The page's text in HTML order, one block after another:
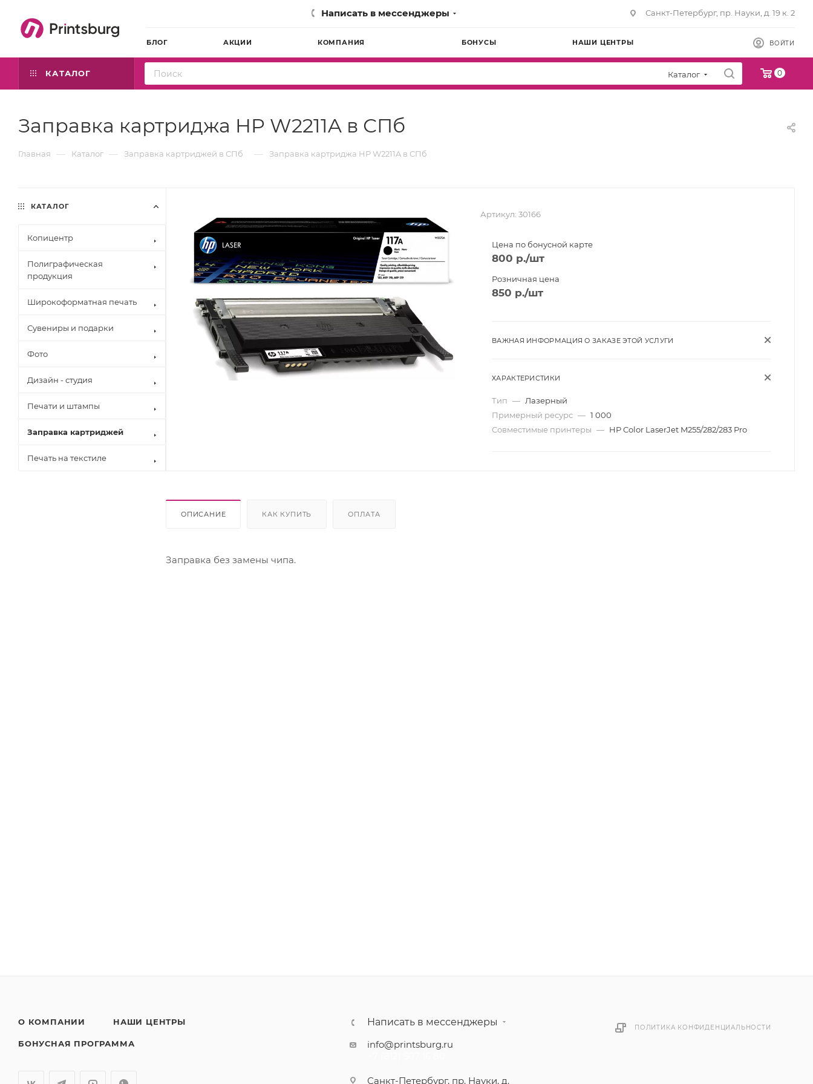
Написать в мессенджеры Санкт-Петербург, пр. Науки, д. 19 к. 2
БЛОГ АКЦИИ КОМПАНИЯ БОНУСЫ НАШИ ЦЕНТРЫ ВОЙТИ
КАТАЛОГ Каталог 0
Заправка картриджа HP W2211A в СПб
Главная — Каталог — Заправка картриджей в СПб — Заправка картриджа HP W2211A в СПб
Артикул: 30166
Цена по бонусной карте
800 р./шт
Розничная цена
850 р./шт
ВАЖНАЯ ИНФОРМАЦИЯ О ЗАКАЗЕ ЭТОЙ УСЛУГИ
ХАРАКТЕРИСТИКИ
Тип — Лазерный
Примерный ресурс — 1 000
Совместимые принтеры — HP Color LaserJet M255/282/283 Pro
ОПИСАНИЕ КАК КУПИТЬ ОПЛАТА
Заправка без замены чипа.
КАТАЛОГ
Копицентр
Полиграфическая
продукция
Широкоформатная печать
Сувениры и подарки
Фото
Дизайн - студия
Печати и штампы
Заправка картриджей
Epson
Hewlett Packard
OKI
Печать на текстиле
О КОМПАНИИ НАШИ ЦЕНТРЫ
БОНУСНАЯ ПРОГРАММА
Написать в мессенджеры
info@printsburg.ru
Санкт-Петербург, пр. Науки, д.
ПОЛИТИКА КОНФИДЕНЦИАЛЬНОСТИ